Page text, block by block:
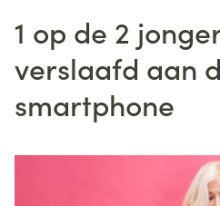
1 op de 2
verslaafd aan
smartphone